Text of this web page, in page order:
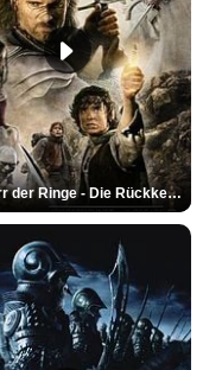
Der Herr der Ringe - Die Rückkehr des Königs Trailer OV